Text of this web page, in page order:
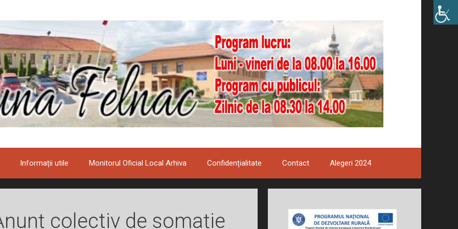
Informații utile Monitorul Oficial Local Arhiva Confidențialitate Contact Alegeri 2024
colectiv de somație